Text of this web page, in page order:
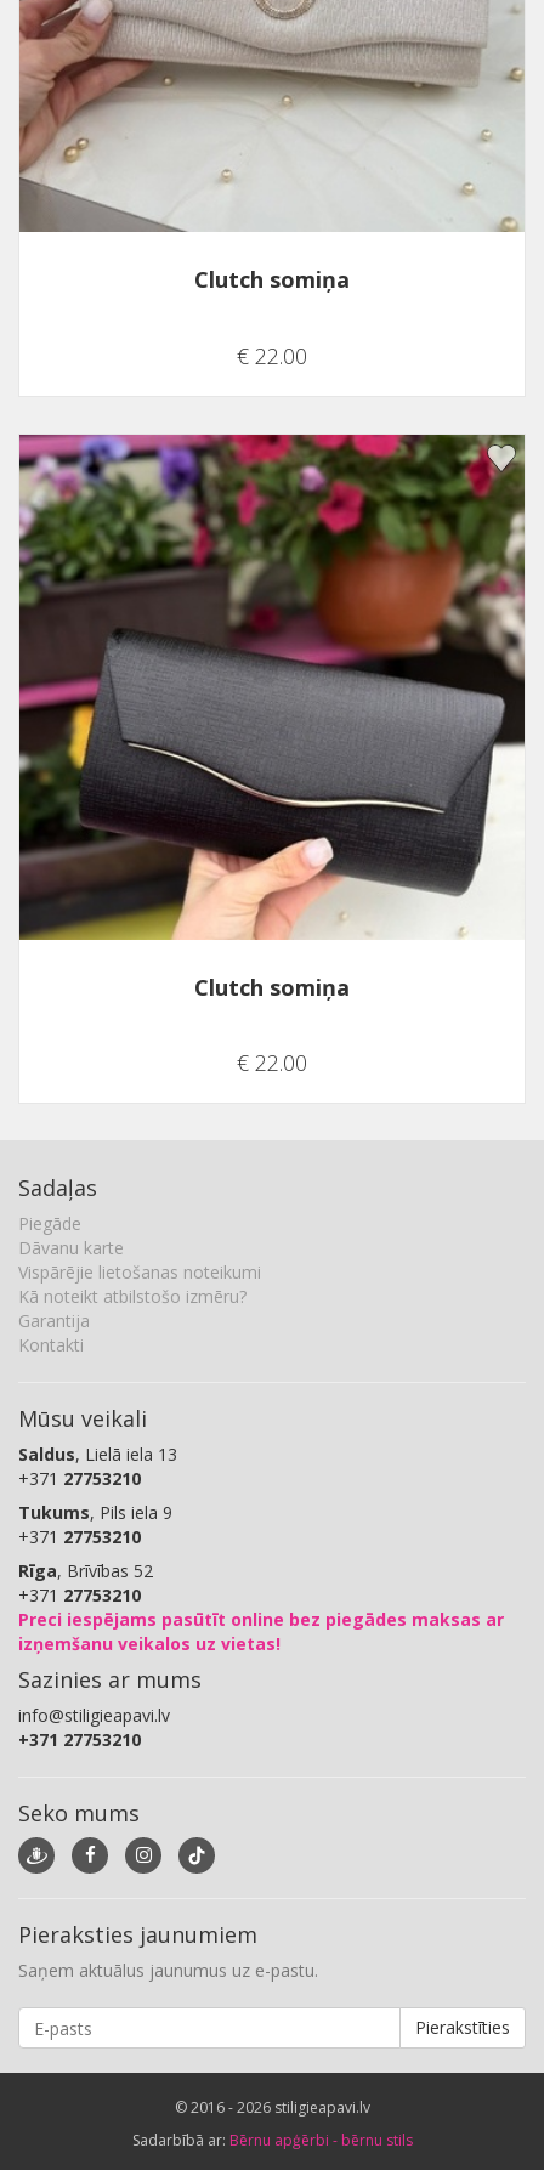
Clutch somiņa
€ 22.00
Clutch somiņa
€ 22.00
Sadaļas
Piegāde
Dāvanu karte
Vispārējie lietošanas noteikumi
Kā noteikt atbilstošo izmēru?
Garantija
Kontakti
Mūsu veikali
Saldus, Lielā iela 13
+371 27753210
Tukums, Pils iela 9
+371 27753210
Rīga, Brīvības 52
+371 27753210
Preci iespējams pasūtīt online bez piegādes maksas ar
izņemšanu veikalos uz vietas!
Sazinies ar mums
info@stiligieapavi.lv
+371 27753210
Seko mums
Pieraksties jaunumiem
Saņem aktuālus jaunumus uz e-pastu.
Pierakstīties
© 2016 - 2026 stiligieapavi.lv
Sadarbībā ar: Bērnu apģērbi - bērnu stils